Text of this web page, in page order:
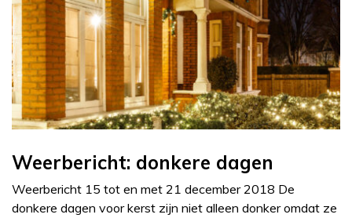
Weerbericht: donkere dagen
Weerbericht 15 tot en met 21 december 2018 De
donkere dagen voor kerst zijn niet alleen donker omdat ze